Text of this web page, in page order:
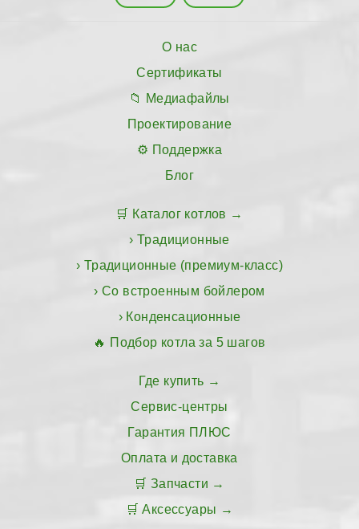
О нас
Сертификаты
Медиафайлы
Проектирование
Поддержка
Блог
Каталог котлов
Традиционные
Традиционные (премиум-класс)
Со встроенным бойлером
Конденсационные
Подбор котла за 5 шагов
Где купить
Сервис-центры
Гарантия ПЛЮС
Оплата и доставка
Запчасти
Аксессуары